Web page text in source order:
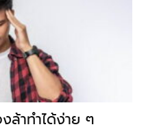
ล้าทำได้ง่าย ๆ